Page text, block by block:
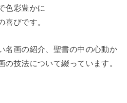
色彩豊かに
喜びです。
名画の紹介、聖書の中の心動か
の技法について綴っています。